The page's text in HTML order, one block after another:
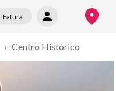
Fatura
› Centro Histórico